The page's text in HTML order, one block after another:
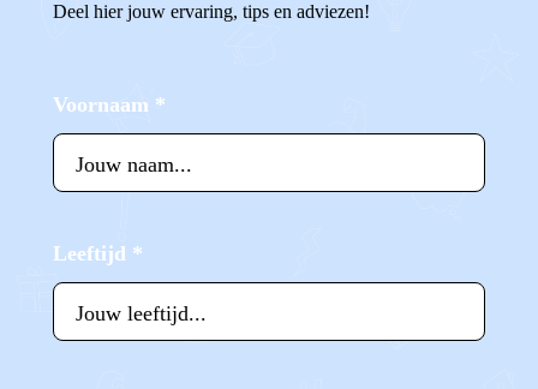
Deel hier jouw ervaring, tips en adviezen!
Voornaam *
Leeftijd *